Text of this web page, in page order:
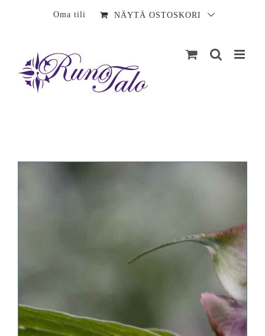
Oma tili NÄYTÄ OSTOSKORI